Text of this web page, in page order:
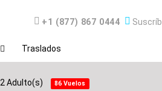
Teléfono
+1 (877) 867 0444 Boletín
Traslados
2 Adulto(s) 86 Vuelos